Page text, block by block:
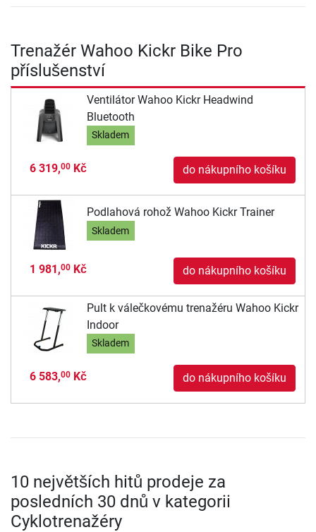
Trenažér Wahoo Kickr Bike Pro
příslušenství
Ventilátor Wahoo Kickr Headwind
Bluetooth
Skladem
6 319,00Kč do nákupního košíku
Podlahová rohož Wahoo Kickr Trainer
Skladem
1 981,00Kč do nákupního košíku
Pult k válečkovému trenažéru Wahoo Kickr
Indoor
Skladem
6 583,00Kč do nákupního košíku
10 největších hitů prodeje za
posledních 30 dnů v kategorii
Cyklotrenažéry